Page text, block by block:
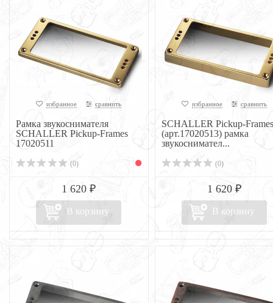
избранное сравнить
Рамка звукоснимателя
SCHALLER Pickup-Frames
17020511
(0)
1 620 ₽
В корзину
избранное сравнить
SCHALLER Pickup-Frames
(арт.17020513) рамка
звукоснимател...
(0)
1 620 ₽
В корзину